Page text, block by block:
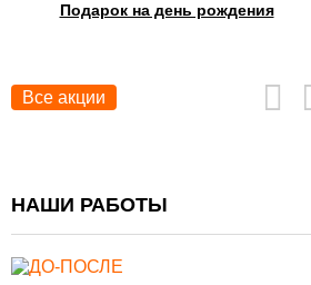
Подарок на день рождения
Все акции
НАШИ РАБОТЫ